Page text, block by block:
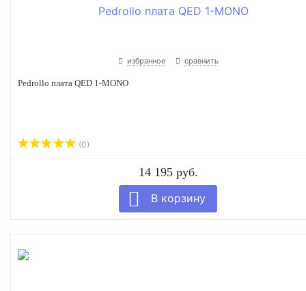
избранное сравнить
Pedrollo плата QED 1-MONO
(0)
14 195 руб.